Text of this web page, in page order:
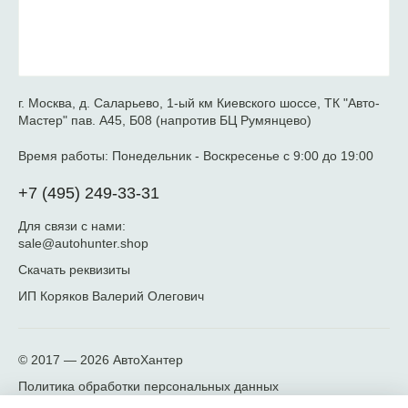
г. Москва, д. Саларьево, 1-ый км Киевского шоссе, ТК "Авто-
Мастер" пав. А45, Б08 (напротив БЦ Румянцево)
Время работы: Понедельник - Воскресенье с 9:00 до 19:00
+7 (495) 249-33-31
Для связи с нами:
sale@autohunter.shop
Скачать реквизиты
ИП Коряков Валерий Олегович
© 2017 — 2026 АвтоХантер
Политика обработки персональных данных